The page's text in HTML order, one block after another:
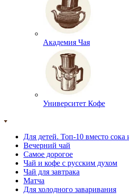
Академия Чая
Университет Кофе
Для детей. Топ-10 вместо сока
Вечерний чай
Самое дорогое
Чай и кофе с русским духом
Чай для завтрака
Матча
Для холодного заваривания